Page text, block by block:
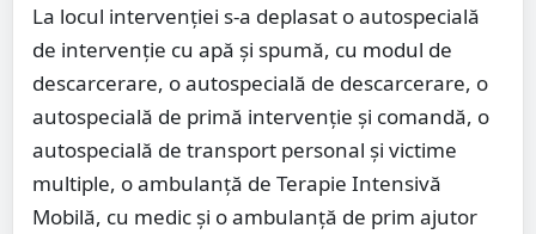
La locul intervenției s-a deplasat o autospecială
de intervenție cu apă și spumă, cu modul de
descarcerare, o autospecială de descarcerare, o
autospecială de primă intervenție și comandă, o
autospecială de transport personal și victime
multiple, o ambulanță de Terapie Intensivă
Mobilă, cu medic și o ambulanță de prim ajutor